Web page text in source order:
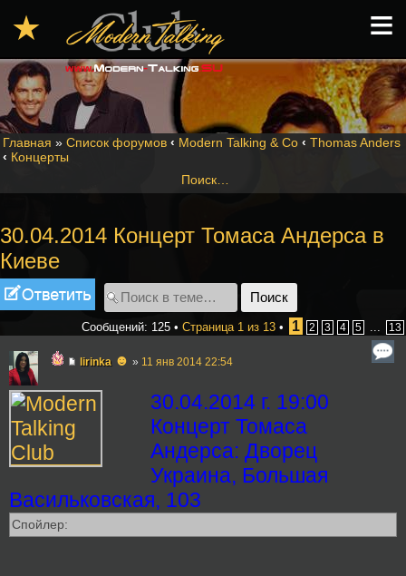
Главная » Список форумов ‹ Modern Talking & Co ‹ Thomas Anders
‹ Концерты
Поиск…
30.04.2014 Концерт Томаса Андерса в
Киеве
Ответить
Сообщений: 125 • Страница 1 из 13 • 1 2 3 4 5 13
lirinka ☻ » 11 янв 2014 22:54
30.04.2014 г. 19:00
Концерт Томаса
Андерса: Дворец
Украина, Большая
Васильковская, 103
Спойлер:
★ ≡